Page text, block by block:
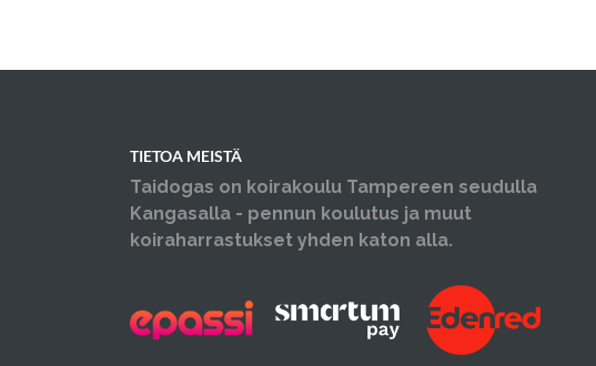
TIETOA MEISTÄ
Taidogas on koirakoulu Tampereen seudulla
Kangasalla - pennun koulutus ja muut
koiraharrastukset yhden katon alla.